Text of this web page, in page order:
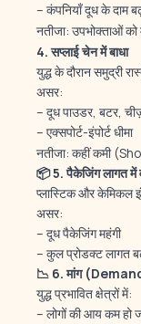
– कंपनियाँ दूध के दाम
नतीजा: उपभोक्ताओं को
4.सप्लाई चेन में बाधा
युद्ध के दौरान समुद्री
असर:
– दूध पाउडर, बटर,
– एक्सपोर्ट-इंपोर्ट धीमा
नतीजा: कहीं कमी
📦 5.पैकेजिंग लागत में
प्लास्टिक और केमिकल
असर:
– दूध पैकेजिंग महंगी
– कुल प्रोडक्ट लागत
📉 6.मांग
युद्ध प्रभावित क्षेत्रों में:
– लोगों की आय कम हो